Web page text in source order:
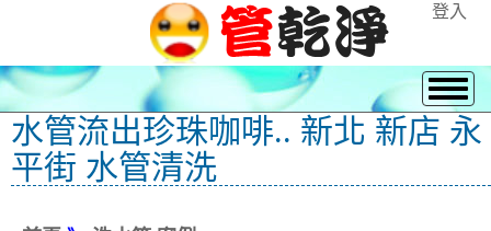
登入
水管流出珍珠咖啡.. 新北 新店 永
平街 水管清洗